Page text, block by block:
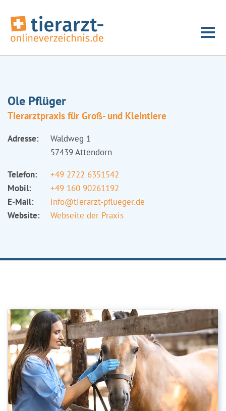
Ole Pflüger
Tierarztpraxis für Groß- und Kleintiere
Adresse:
Waldweg 1
57439 Attendorn
Telefon:
+49 2722 6351542
Mobil:
+49 160 90261192
E-Mail:
info@tierarzt-pflueger.de
Website:
Webseite der Praxis